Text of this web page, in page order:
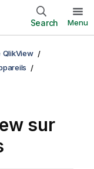
Search Menu
QlikView
sur